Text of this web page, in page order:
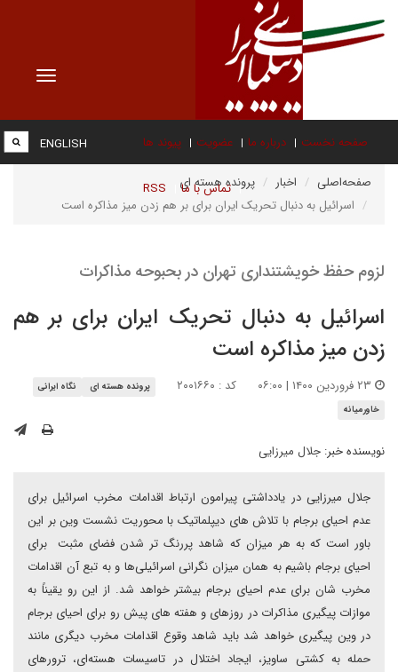
Toggle
صفحه نخست درباره ما عضویت پیوند ها
تماس با ما RSS
ENGLISH
صفحه‌اصلی اخبار
پرونده هسته ای
اسرائیل به دنبال تحریک ایران برای بر هم زدن میز مذاکره است
لزوم حفظ خویشتنداری تهران در بحبوحه مذاکرات
اسرائیل به دنبال تحریک ایران برای بر هم
زدن میز مذاکره است
کد : ۲۰۰۱۶۶۰ پرونده هسته ای
نگاه ایرانی
خاورمیانه
نویسنده خبر: جلال میرزایی
جلال میرزایی در یادداشتی پیرامون ارتباط اقدامات مخرب اسرائیل برای
عدم احیای برجام با تلاش های دیپلماتیک با محوریت نشست وین بر این
باور است که به هر میزان که شاهد پررنگ تر شدن فضای مثبت برای
احیای برجام باشیم به همان میزان نگرانی اسرائیلی‌ها و به تبع آن اقدامات
مخرب شان برای عدم احیای برجام بیشتر خواهد شد. از این رو یقیناً به
موازات پیگیری مذاکرات در روزهای و هفته های پیش رو برای احیای برجام
در وین پیگیری خواهد شد باید شاهد وقوع اقدامات مخرب دیگری مانند
حمله به کشتی ساویز، ایجاد اختلال در تاسیسات هسته‌ای، ترورهای